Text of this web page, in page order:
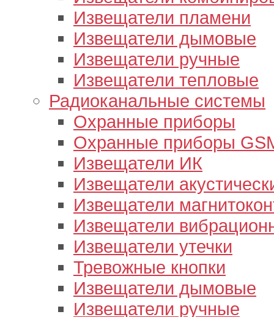
Извещатели пламени
Извещатели дымовые
Извещатели ручные
Извещатели тепловые
Радиоканальные системы
Охранные приборы
Охранные приборы
Извещатели ИК
Извещатели
Извещатели
Извещатели
Извещатели утечки
Тревожные кнопки
Извещатели дымовые
Извещатели ручные